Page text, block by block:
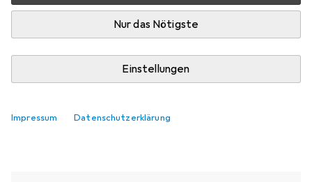
Nur das Nötigste
Einstellungen
Impressum Datenschutzerklärung
Kostenloser Versand ab 30,– i
Ähnliche Produkte mit besserer